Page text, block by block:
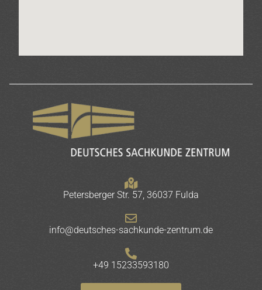
Petersberger Str. 57, 36037 Fulda
info@deutsches-sachkunde-zentrum.de
+49 15233593180